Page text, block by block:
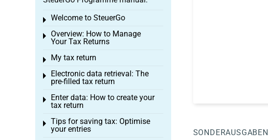
SONDERAUSGABEN
Welcome to SteuerGo
Toggle menu
Overview: How to Manage
Your Tax Returns
Toggle menu
My tax return
Toggle menu
Electronic data retrieval: The
pre-filled tax return
Toggle menu
Enter data: How to create your
tax return
Toggle menu
Tips for saving tax: Optimise
your entries
Toggle menu